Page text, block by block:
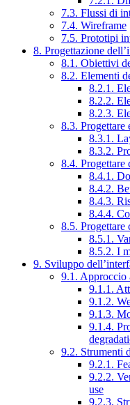
7.3. Flussi di
7.4. Wireframe
7.5. Prototipi
8. Progettazione
8.1. Obiettivi
8.2. Elementi
8.2.1.
8.2.2.
8.2.3.
8.3. Progettare
8.3.1.
8.3.2.
8.4. Progettare
8.4.1.
8.4.2.
8.4.3.
8.4.4.
8.5.
8.5.1.
8.5.2. I
9. Sviluppo
9.1. Approccio
9.1.1.
9.1.2.
9.1.3.
9.1.4.
9.2. Strumenti
9.2.1.
9.2.2.
use
9.2.3.